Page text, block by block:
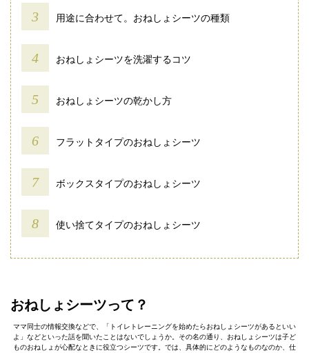
用途に合わせて。おねしょシーツの種類
おねしょシーツを洗濯するコツ
おねしょシーツの乾かし方
フラットタイプのおねしょシーツ
ボックスタイプのおねしょシーツ
使い捨てタイプのおねしょシーツ
おねしょシーツって？
ママ同士の情報交換などで、「トイレトレーニングを始めたらおねしょシーツがあるといい
よ」などといった話を聞いたことはないでしょうか。その名の通り、おねしょシーツは子ど
ものおねしょが心配なときに役立つシーツです。では、具体的にどのようなものなのか、仕